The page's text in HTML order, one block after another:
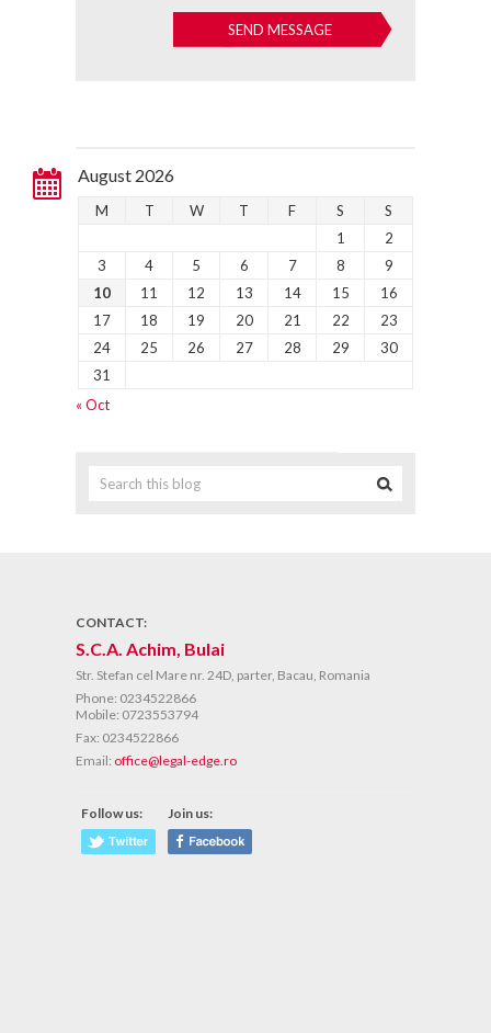
August 2026
M T W T F S
S
1
2
3
4 5 6 7 8
9
10
11 12 13 14 15
16
17
18 19 20 21 22
23
24
25 26 27 28 29
30
31
« Oct
CONTACT:
S.C.A. Achim, Bulai
Str. Stefan cel Mare nr. 24D, parter, Bacau, Romania
Phone: 0234522866
Mobile: 0723553794
Fax: 0234522866
Email: office@legal-edge.ro
Follow us: Join us: